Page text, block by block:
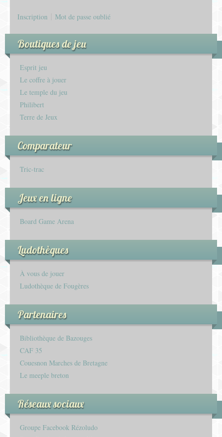
Inscription Mot de passe oublié
Boutiques de jeu
Esprit jeu
Le coffre à jouer
Le temple du jeu
Philibert
Terre de Jeux
Comparateur
Tric-trac
Jeux en ligne
Board Game Arena
Ludothèques
À vous de jouer
Ludothèque de Fougères
Partenaires
Bibliothèque de Bazouges
CAF 35
Couesnon Marches de Bretagne
Le meeple breton
Réseaux sociaux
Groupe Facebook Rézoludo